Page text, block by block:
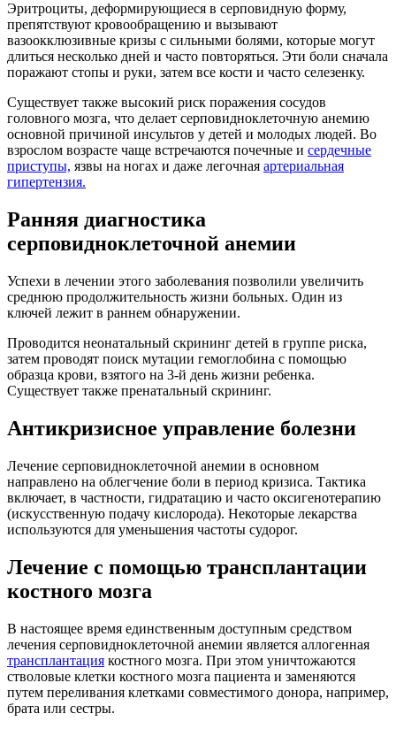
Эритроциты, деформирующиеся в серповидную форму,
препятствуют кровообращению и вызывают
вазоокклюзивные кризы с сильными болями, которые могут
длиться несколько дней и часто повторяться. Эти боли сначала
поражают стопы и руки, затем все кости и часто селезенку.
Существует также высокий риск поражения сосудов
головного мозга, что делает серповидноклеточную анемию
основной причиной инсультов у детей и молодых людей. Во
взрослом возрасте чаще встречаются почечные и сердечные
приступы, язвы на ногах и даже легочная артериальная
гипертензия.
Ранняя диагностика
серповидноклеточной анемии
Успехи в лечении этого заболевания позволили увеличить
среднюю продолжительность жизни больных. Один из
ключей лежит в раннем обнаружении.
Проводится неонатальный скрининг детей в группе риска,
затем проводят поиск мутации гемоглобина с помощью
образца крови, взятого на 3-й день жизни ребенка.
Существует также пренатальный скрининг.
Антикризисное управление болезни
Лечение серповидноклеточной анемии в основном
направлено на облегчение боли в период кризиса. Тактика
включает, в частности, гидратацию и часто оксигенотерапию
(искусственную подачу кислорода). Некоторые лекарства
используются для уменьшения частоты судорог.
Лечение с помощью трансплантации
костного мозга
В настоящее время единственным доступным средством
лечения серповидноклеточной анемии является аллогенная
трансплантация костного мозга. При этом уничтожаются
стволовые клетки костного мозга пациента и заменяются
путем переливания клетками совместимого донора, например,
брата или сестры.